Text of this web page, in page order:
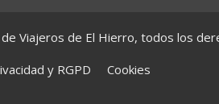
Viajeros de El Hierro, todos los
y RGPD
Cookies